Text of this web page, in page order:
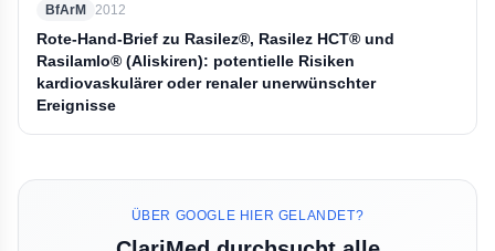
BfArM 2012
Rote-Hand-Brief zu Rasilez®, Rasilez HCT® und
Rasilamlo® (Aliskiren): potentielle Risiken
kardiovaskulärer oder renaler unerwünschter
Ereignisse
ÜBER GOOGLE HIER GELANDET?